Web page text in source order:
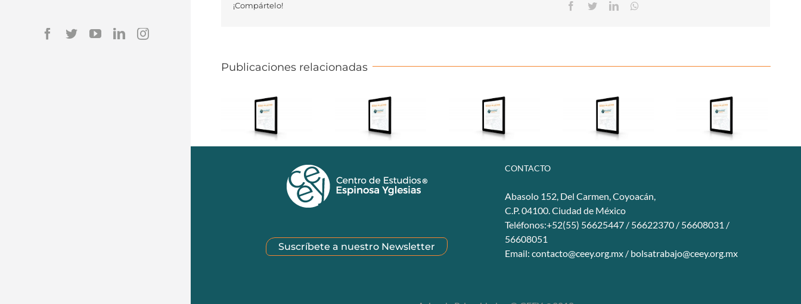
Facebook
TwitterYouTubeLinkedinInstagram
¡Compártelo! Facebook
TwitterLinkedin
Publicaciones relacionadas
Suscríbete a nuestro Newsletter
CONTACTO
Abasolo 152, Del Carmen, Coyoacán,
C.P. 04100. Ciudad de México
Teléfonos:+52(55) 56625447 / 56622370 / 56608031 /
56608051
Email: contacto@ceey.org.mx / bolsatrabajo@ceey.org.mx